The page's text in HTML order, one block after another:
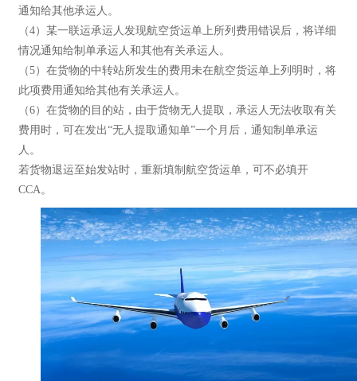
通知给其他承运人。
（4）某一联运承运人发现航空货运单上所列费用错误后，将详细
情况通知给制单承运人和其他有关承运人。
（5）在货物的中转站所发生的费用未在航空货运单上列明时，将
此项费用通知给其他有关承运人。
（6）在货物的目的站，由于货物无人提取，承运人无法收取有关
费用时，可在发出“无人提取通知单”一个月后，通知制单承运
人。
若货物退运至始发站时，重新填制航空货运单，可不必填开
CCA。